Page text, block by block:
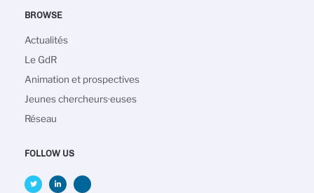
BROWSE
Navigation
principale
Actualités
Le GdR
Animation et prospectives
Jeunes chercheurs·euses
Réseau
FOLLOW US